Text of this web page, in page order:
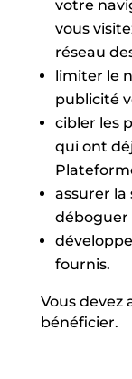
votre
vous
réseau
limiter le
publicité
cibler les
qui ont
assurer
déboguer
fournis.
Vous devez
bénéficier.